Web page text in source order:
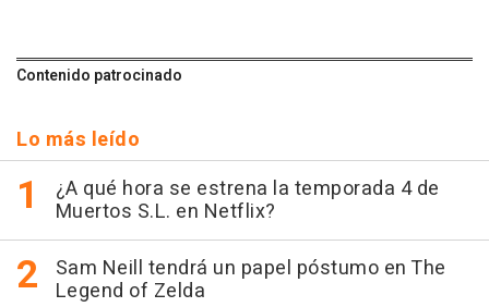
Contenido patrocinado
Lo más leído
¿A qué hora se estrena la temporada 4 de
Muertos S.L. en Netflix?
Sam Neill tendrá un papel póstumo en The
Legend of Zelda